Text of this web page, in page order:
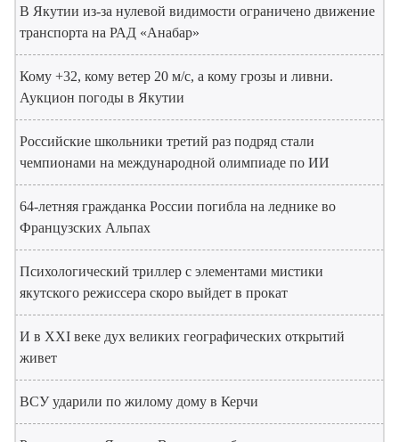
В Якутии из-за нулевой видимости ограничено движение
транспорта на РАД «Анабар»
Кому +32, кому ветер 20 м/с, а кому грозы и ливни.
Аукцион погоды в Якутии
Российские школьники третий раз подряд стали
чемпионами на международной олимпиаде по ИИ
64-летняя гражданка России погибла на леднике во
Французских Альпах
Психологический триллер с элементами мистики
якутского режиссера скоро выйдет в прокат
И в XXI веке дух великих географических открытий
живет
ВСУ ударили по жилому дому в Керчи